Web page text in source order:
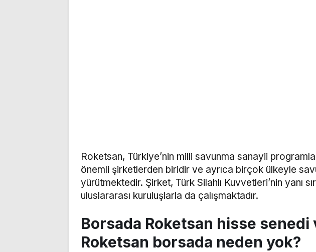
Roketsan, Türkiye’nin milli savunma sanayii
önemli şirketlerden biridir ve ayrıca birçok ülkeyle
yürütmektedir. Şirket, Türk Silahlı Kuvvetleri’nin yanı
uluslararası kuruluşlarla da çalışmaktadır.
Borsada Roketsan hisse senedi
Roketsan borsada neden yok?